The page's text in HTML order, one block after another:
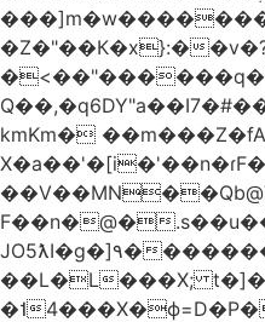
�Z�"��К�x}:�
kmKm�
F��n�@�
JO5ƛI�ɡ�]٩��������r�㖭
��L�L���X;
�˦